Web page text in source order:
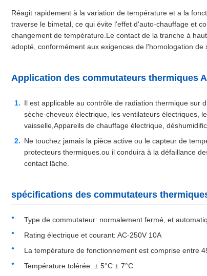
Réagit rapidement à la variation de température et a la
traverse le bimetal, ce qui évite l'effet d'auto-chauffage et
changement de température.Le contact de la tranche à
adopté, conformément aux exigences de l'homologation de
Application des commutateurs thermiques
Il est applicable au contrôle de radiation thermique sur
sèche-cheveux électrique, les ventilateurs électriques,
vaisselle,Appareils de chauffage électrique,
Ne touchez jamais la pièce active ou le capteur de
protecteurs thermiques.ou il conduira à la défaillance
contact lâche.
spécifications des commutateurs
Type de commutateur: normalement fermé, et
Rating électrique et courant: AC-250V 10A
La température de fonctionnement est comprise entre
Température tolérée: ± 5°C ± 7°C